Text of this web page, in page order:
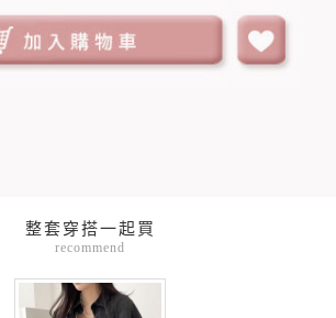
整套穿搭一起買
recommend